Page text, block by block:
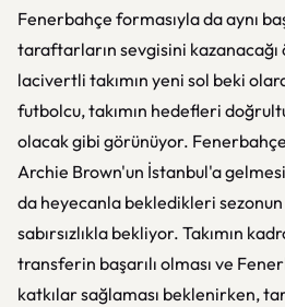
Fenerbahçe formasıyla da aynı
taraftarların sevgisini kazanacağı
lacivertli takımın yeni sol beki
futbolcu, takımın hedefleri
olacak gibi görünüyor.
Archie Brown'un İstanbul'a
da heyecanla bekledikleri sezonun
sabırsızlıkla bekliyor. Takımın
transferin başarılı olması ve
katkılar sağlaması beklenirken,